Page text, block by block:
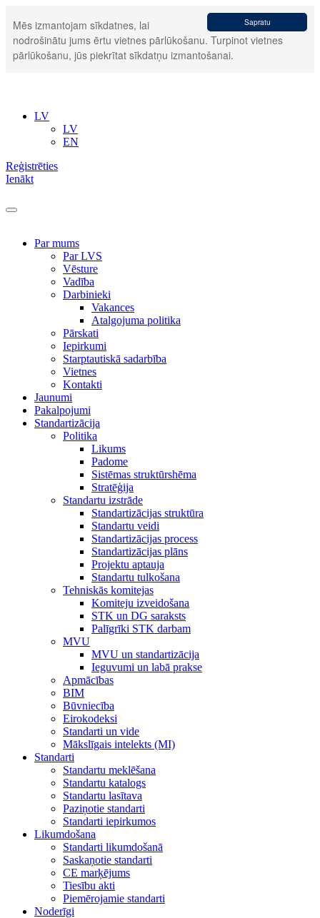
Sapratu
Mēs izmantojam sīkdatnes, lai
nodrošinātu jums ērtu vietnes pārlūkošanu. Turpinot vietnes
pārlūkošanu, jūs piekrītat sīkdatņu izmantošanai.
LV
LV
EN
Reģistrēties
Ienākt
Par mums
Par LVS
Vēsture
Vadība
Darbinieki
Vakances
Atalgojuma politika
Pārskati
Iepirkumi
Starptautiskā sadarbība
Vietnes
Kontakti
Jaunumi
Pakalpojumi
Standartizācija
Politika
Likums
Padome
Sistēmas struktūrshēma
Stratēģija
Standartu izstrāde
Standartizācijas struktūra
Standartu veidi
Standartizācijas process
Standartizācijas plāns
Projektu aptauja
Standartu tulkošana
Tehniskās komitejas
Komiteju izveidošana
STK un DG saraksts
Palīgrīki STK darbam
MVU
MVU un standartizācija
Ieguvumi un labā prakse
Apmācības
BIM
Būvniecība
Eirokodeksi
Standarti un vide
Mākslīgais intelekts (MI)
Standarti
Standartu meklēšana
Standartu katalogs
Standartu lasītava
Paziņotie standarti
Standarti iepirkumos
Likumdošana
Standarti likumdošanā
Saskaņotie standarti
CE marķējums
Tiesību akti
Piemērojamie standarti
Noderīgi